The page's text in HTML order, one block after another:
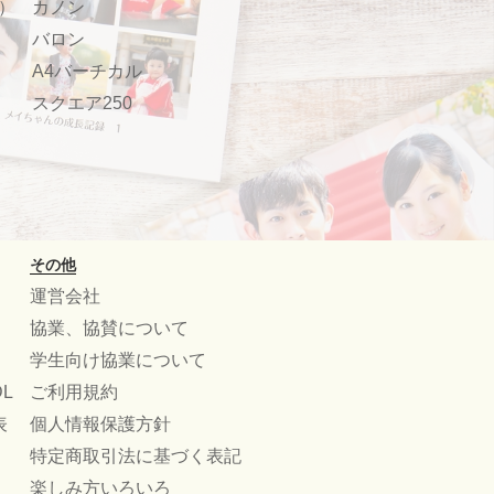
カノン
バロン
A4バーチカル
スクエア250
その他
運営会社
協業、協賛について
学生向け協業について
ご利用規約
個人情報保護方針
特定商取引法に基づく表記
楽しみ方いろいろ